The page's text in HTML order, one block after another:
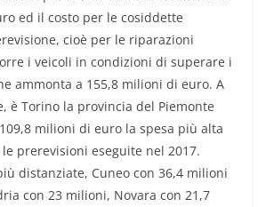
ed il costo per le cosiddette
cioè per le riparazioni
i veicoli in condizioni di superare i
ammonta a 155,8 milioni di euro. A
è Torino la provincia del Piemonte
milioni di euro la spesa più alta
prerevisioni eseguite nel 2017.
distanziate, Cuneo con 36,4 milioni
con 23 milioni, Novara con 21,7